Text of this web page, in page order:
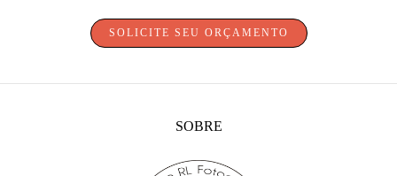
SOLICITE SEU ORÇAMENTO
SOBRE